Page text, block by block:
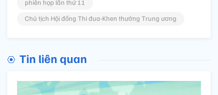
phiên họp lần thứ 11
Chủ tịch Hội đồng Thi đua-Khen thưởng Trung ương
Tin liên quan